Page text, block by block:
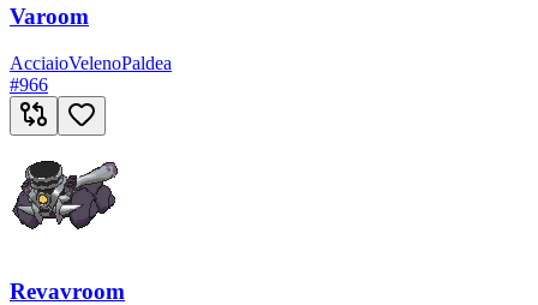
Varoom
AcciaioVelenoPaldea
#966
Revavroom